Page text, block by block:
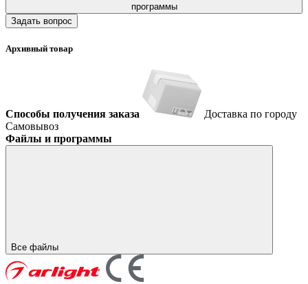
программы
Задать вопрос
Архивный товар
Способы получения заказа
Доставка по городу
Самовывоз
Файлы и программы
Все файлы